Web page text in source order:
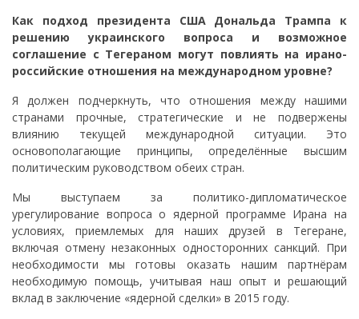
Как подход президента США Дональда Трампа к
решению украинского вопроса и возможное
соглашение с Тегераном могут повлиять на ирано-
российские отношения на международном уровне?
Я должен подчеркнуть, что отношения между нашими
странами прочные, стратегические и не подвержены
влиянию текущей международной ситуации. Это
основополагающие принципы, определённые высшим
политическим руководством обеих стран.
Мы выступаем за политико-дипломатическое
урегулирование вопроса о ядерной программе Ирана на
условиях, приемлемых для наших друзей в Тегеране,
включая отмену незаконных односторонних санкций. При
необходимости мы готовы оказать нашим партнёрам
необходимую помощь, учитывая наш опыт и решающий
вклад в заключение «ядерной сделки» в 2015 году.